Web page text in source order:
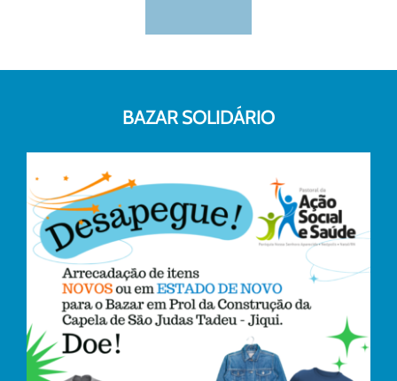
BAZAR SOLIDÁRIO